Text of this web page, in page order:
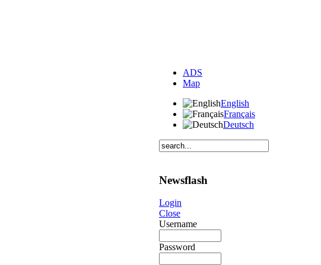
ADS
Map
English
Français
Deutsch
Newsflash
Login
Close
Username
Password